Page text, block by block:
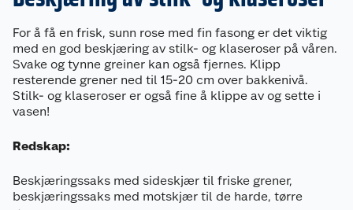
For å få en frisk, sunn rose med fin fasong er det viktig
med en god beskjæring av stilk- og klaseroser på våren.
Svake og tynne greiner kan også fjernes. Klipp
resterende grener ned til 15-20 cm over bakkenivå.
Stilk- og klaseroser er også fine å klippe av og sette i
vasen!
Redskap:
Beskjæringssaks med sideskjær til friske grener,
beskjæringssaks med motskjær til de harde, tørre